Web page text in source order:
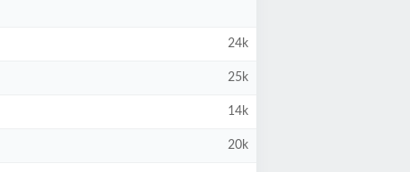
24k
25k
14k
20k